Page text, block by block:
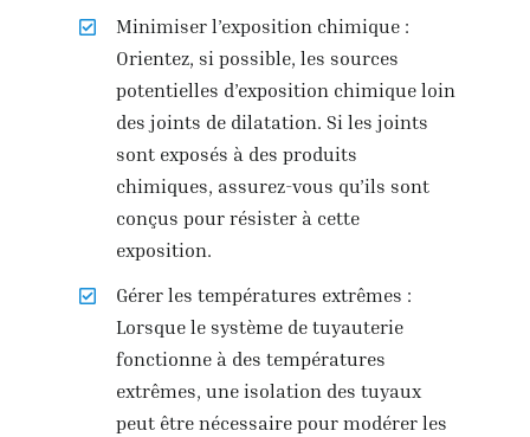
Minimiser l’exposition chimique :
Orientez, si possible, les sources
potentielles d’exposition chimique loin
des joints de dilatation. Si les joints
sont exposés à des produits
chimiques, assurez-vous qu’ils sont
conçus pour résister à cette
exposition.
Gérer les températures extrêmes :
Lorsque le système de tuyauterie
fonctionne à des températures
extrêmes, une isolation des tuyaux
peut être nécessaire pour modérer les